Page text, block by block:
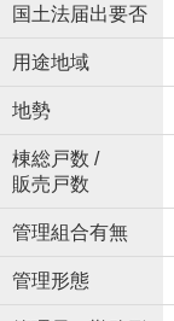
国土法届出要否
用途地域
地勢
棟総戸数 /
販売戸数
管理組合有無
管理形態